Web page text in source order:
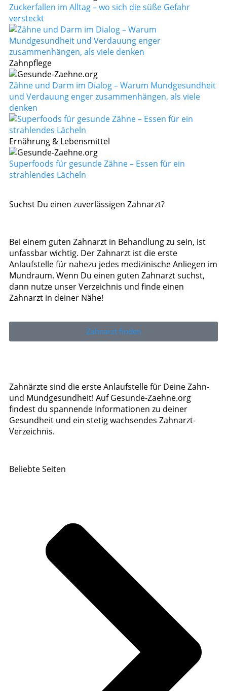
Zuckerfallen im Alltag – wo sich die süße Gefahr
versteckt
Zahnpflege
Zähne und Darm im Dialog – Warum Mundgesundheit
und Verdauung enger zusammenhängen, als viele
denken
Ernährung & Lebensmittel
Superfoods für gesunde Zähne – Essen für ein
strahlendes Lächeln
Suchst Du einen zuverlässigen Zahnarzt?
Bei einem guten Zahnarzt in Behandlung zu sein, ist
unfassbar wichtig. Der Zahnarzt ist die erste
Anlaufstelle für nahezu jedes medizinische Anliegen im
Mundraum. Wenn Du einen guten Zahnarzt suchst,
dann nutze unser Verzeichnis und finde einen
Zahnarzt in deiner Nähe!
Zahnarzt finden
Zahnärzte sind die erste Anlaufstelle für Deine Zahn-
und Mundgesundheit! Auf Gesunde-Zaehne.org
findest du spannende Informationen zu deiner
Gesundheit und ein stetig wachsendes Zahnarzt-
Verzeichnis.
Beliebte Seiten